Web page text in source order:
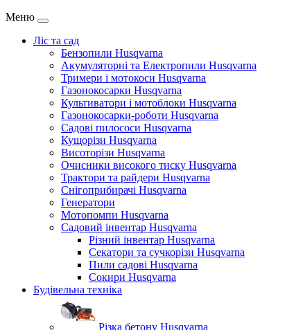
Меню
Ліс та сад
Бензопили Husqvarna
Акумуляторні та Електропили Husqvarna
Тримери і мотокоси Husqvarna
Газонокосарки Husqvarna
Культиватори і мотоблоки Husqvarna
Газонокосарки-роботи Husqvarna
Садові пилососи Husqvarna
Кущорізи Husqvarna
Висоторізи Husqvarna
Очисники високого тиску Husqvarna
Трактори та райдери Husqvarna
Снігоприбирачі Husqvarna
Генератори
Мотопомпи Husqvarna
Садовий інвентар Husqvarna
Різний інвентар Husqvarna
Секатори та сучкорізи Husqvarna
Пили садові Husqvarna
Сокири Husqvarna
Будівельна техніка
Різка бетону Husqvarna